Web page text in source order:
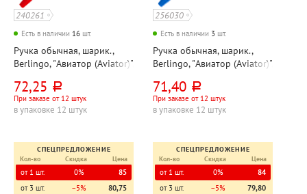
240261
Есть в наличии 16 шт.
Ручка обычная, шарик.,
Berlingo, "Авиатор (Aviator)",
толщина линии 0,5мм,
диаметр шарика 0,7 мм, на
масляной основе, корпус
72,25 руб.
При заказе от 12 штук
в упаковке 12 штук
СПЕЦПРЕДЛОЖЕНИЕ
Кол-во
Скидка Цена
от 1 шт. 0%
85
от 3 шт.
−5%
80,75
256030
Есть в наличии 3 шт.
Ручка обычная, шарик.,
Berlingo, "Авиатор (Aviator)",
толщина линии 0,3мм,
диаметр шарика 0,5 мм, на
масляной основе, корпус
71,40 руб.
При заказе от 12 штук
в упаковке 12 штук
СПЕЦПРЕДЛОЖЕНИЕ
Кол-во
Скидка Цена
от 1 шт. 0%
84
от 3 шт.
−5%
79,80